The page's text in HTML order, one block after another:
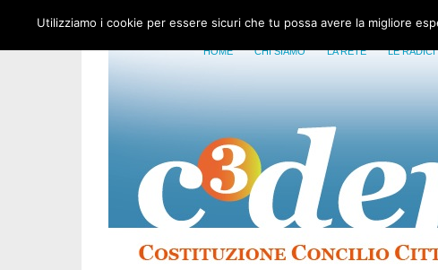
HOME CHI SIAMO LA RETE LE RADICI
Utilizziamo i cookie per essere sicuri che tu possa avere la migliore